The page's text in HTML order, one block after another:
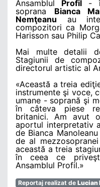
Ansamblul Profil -
soprana Bianca
Nemţeanu au
compozitori ca
Harisson sau Philip
Mai multe detalii
Stagiunii de
directorul artistic al
«Această a treia
instrumente şi voce,
umane - soprană şi
în câteva piese
britanici. Am avut
aportul interpretativ
de Bianca
de al
această a treia
în ceea ce
Ansamblul Profil.»
Reportaj realizat de Lucian